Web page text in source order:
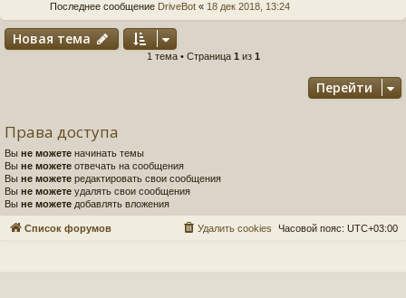
Последнее сообщение DriveBot « 18 дек 2018, 13:24
Новая тема
1 тема • Страница 1 из 1
Перейти
Права доступа
Вы не можете начинать темы
Вы не можете отвечать на сообщения
Вы не можете редактировать свои сообщения
Вы не можете удалять свои сообщения
Вы не можете добавлять вложения
Список форумов Часовой пояс: UTC+03:00
Удалить cookies